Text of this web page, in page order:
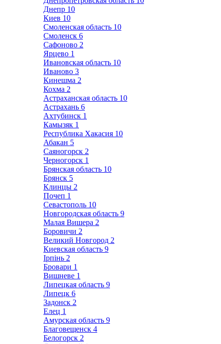
Днепр 10
Киев 10
Смоленская область 10
Смоленск 6
Сафоново 2
Ярцево 1
Ивановская область 10
Иваново 3
Кинешма 2
Кохма 2
Астраханская область 10
Астрахань 6
Ахтубинск 1
Камызяк 1
Республика Хакасия 10
Абакан 5
Саяногорск 2
Черногорск 1
Брянская область 10
Брянск 5
Клинцы 2
Почеп 1
Севастополь 10
Новгородская область 9
Малая Вишера 2
Боровичи 2
Великий Новгород 2
Киевская область 9
Ірпінь 2
Бровари 1
Вишневе 1
Липецкая область 9
Липецк 6
Задонск 2
Елец 1
Амурская область 9
Благовещенск 4
Белогорск 2